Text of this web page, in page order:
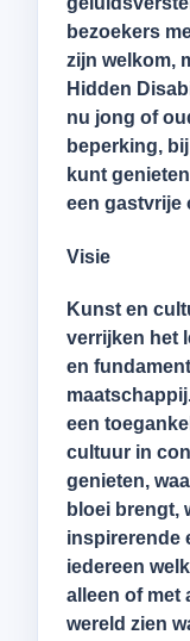
bezoekers
zijn welkom,
Hidden
nu jong of
beperking,
kunt
een gastvrije
Visie
Kunst en
verrijken het
en
een
cultuur in
genieten,
bloei brengt,
inspirerende
iedereen
alleen of met
wereld zien